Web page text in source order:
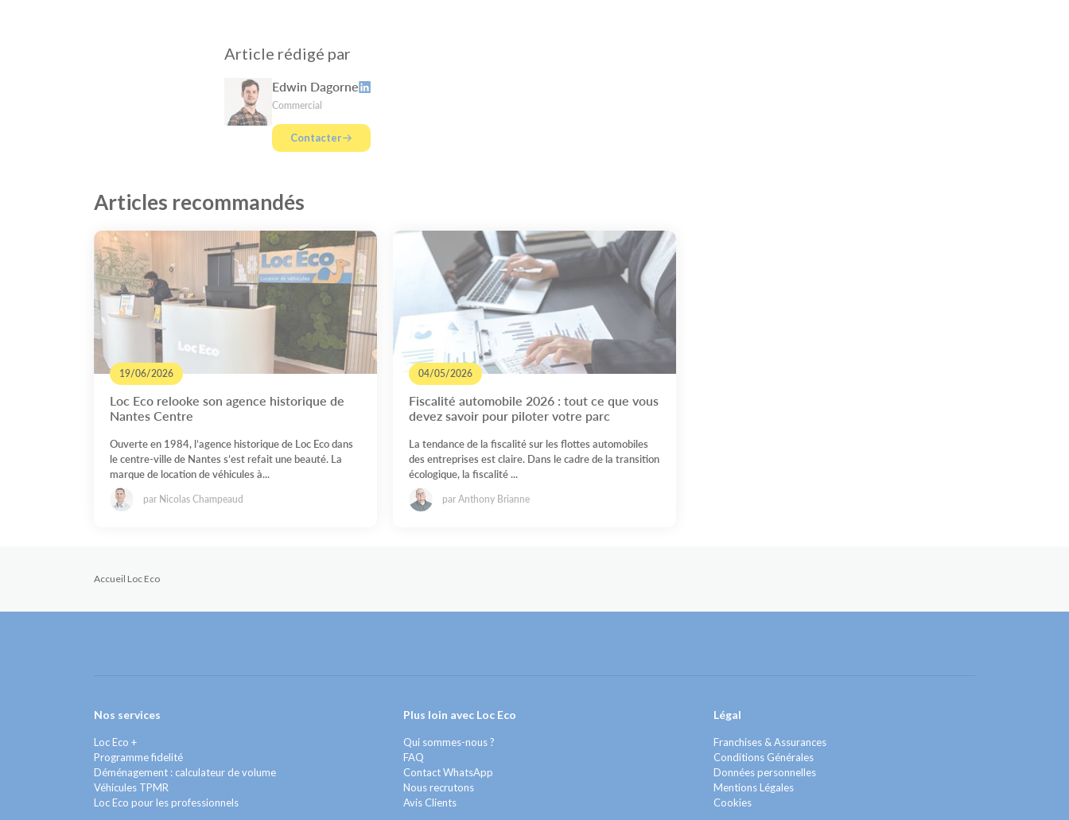
Article rédigé par
Edwin Dagorne
Commercial
Contacter
Articles recommandés
19/06/2026
Loc Eco relooke son agence historique de
Nantes Centre
Ouverte en 1984, l’agence historique de Loc Eco dans
le centre-ville de Nantes s’est refait une beauté. La
marque de location de véhicules à...
par Nicolas Champeaud
04/05/2026
Fiscalité automobile 2026 : tout ce que vous
devez savoir pour piloter votre parc
La tendance de la fiscalité sur les flottes automobiles
des entreprises est claire. Dans le cadre de la transition
écologique, la fiscalité ...
par Anthony Brianne
Accueil Loc Eco
Nos services
Loc Eco +
Programme fidelité
Déménagement : calculateur de volume
Véhicules TPMR
Loc Eco pour les professionnels
Plus loin avec Loc Eco
Qui sommes-nous ?
FAQ
Contact WhatsApp
Nous recrutons
Avis Clients
Légal
Franchises & Assurances
Conditions Générales
Données personnelles
Mentions Légales
Cookies